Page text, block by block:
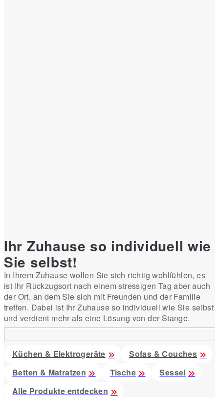
Ihr Zuhause so individuell wie
Sie selbst!
In Ihrem Zuhause wollen Sie sich richtig wohlfühlen, es
ist Ihr Rückzugsort nach einem stressigen Tag aber auch
der Ort, an dem Sie sich mit Freunden und der Familie
treffen. Dabei ist Ihr Zuhause so individuell wie Sie selbst
und verdient mehr als eine Lösung von der Stange.
Küchen & Elektrogeräte
Sofas & Couches
Betten & Matratzen
Tische
Sessel
Alle Produkte entdecken